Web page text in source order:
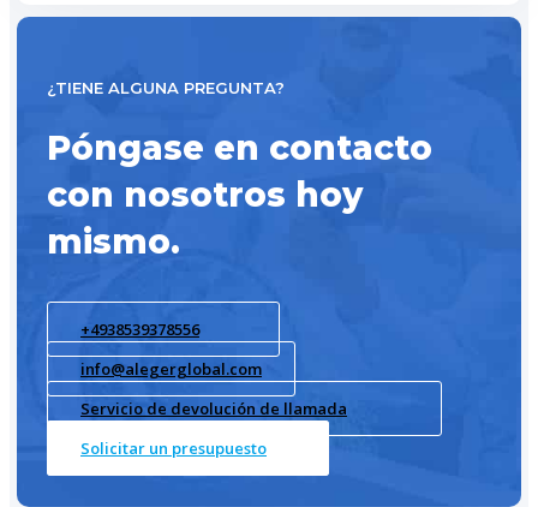
¿TIENE ALGUNA PREGUNTA?
Póngase en contacto
con nosotros hoy
mismo.
+4938539378556
info@alegerglobal.com
Servicio de devolución de llamada
Solicitar un presupuesto